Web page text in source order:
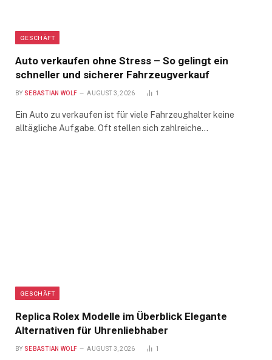
GESCHÄFT
Auto verkaufen ohne Stress – So gelingt ein
schneller und sicherer Fahrzeugverkauf
BY SEBASTIAN WOLF AUGUST 3, 2026 1
Ein Auto zu verkaufen ist für viele Fahrzeughalter keine
alltägliche Aufgabe. Oft stellen sich zahlreiche…
GESCHÄFT
Replica Rolex Modelle im Überblick Elegante
Alternativen für Uhrenliebhaber
BY SEBASTIAN WOLF AUGUST 3, 2026 1